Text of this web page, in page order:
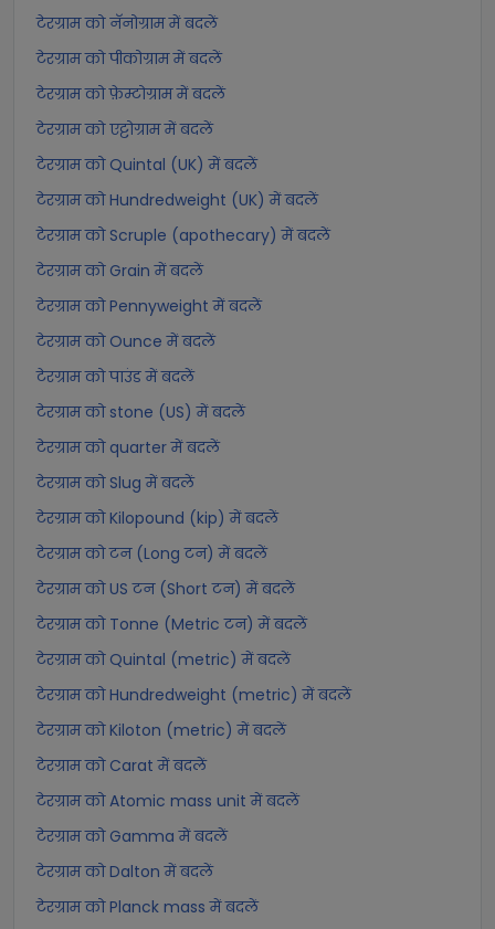
टेरग्राम को नॅनोग्राम में बदलें
टेरग्राम को पीकोग्राम में बदलें
टेरग्राम को फ़ेम्टोग्राम में बदलें
टेरग्राम को एट्टोग्राम में बदलें
टेरग्राम को Quintal (UK) में बदलें
टेरग्राम को Hundredweight (UK) में बदलें
टेरग्राम को Scruple (apothecary) में बदलें
टेरग्राम को Grain में बदलें
टेरग्राम को Pennyweight में बदलें
टेरग्राम को Ounce में बदलें
टेरग्राम को पाउंड में बदलें
टेरग्राम को stone (US) में बदलें
टेरग्राम को quarter में बदलें
टेरग्राम को Slug में बदलें
टेरग्राम को Kilopound (kip) में बदलें
टेरग्राम को टन (Long टन) में बदलें
टेरग्राम को US टन (Short टन) में बदलें
टेरग्राम को Tonne (Metric टन) में बदलें
टेरग्राम को Quintal (metric) में बदलें
टेरग्राम को Hundredweight (metric) में बदलें
टेरग्राम को Kiloton (metric) में बदलें
टेरग्राम को Carat में बदलें
टेरग्राम को Atomic mass unit में बदलें
टेरग्राम को Gamma में बदलें
टेरग्राम को Dalton में बदलें
टेरग्राम को Planck mass में बदलें